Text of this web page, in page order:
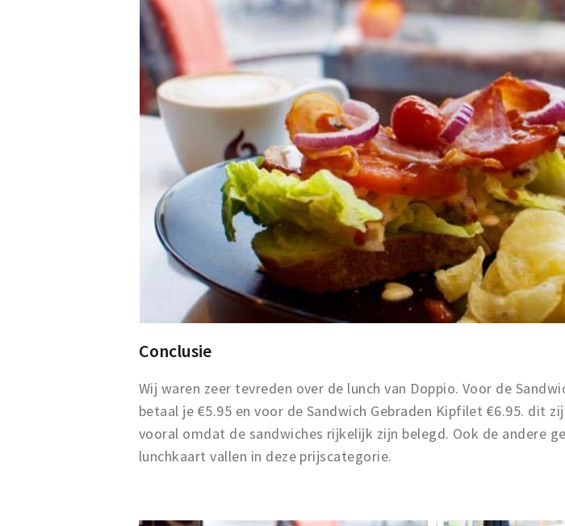
Conclusie
Wij waren zeer tevreden over de lunch van Doppio. Voor de
betaal je €5.95 en voor de Sandwich Gebraden Kipfilet €6.95. dit
vooral omdat de sandwiches rijkelijk zijn belegd. Ook de andere
lunchkaart vallen in deze prijscategorie.